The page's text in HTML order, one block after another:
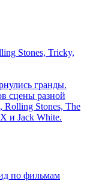
Stones, Tricky,
гранды.
сцены разной
Stones, The
и Jack White.
по фильмам